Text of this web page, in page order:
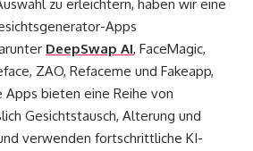
zu erleichtern, haben wir eine
Apps
DeepSwap AI, FaceMagic,
ZAO, Refaceme und Fakeapp,
bieten eine Reihe von
Gesichtstausch, Alterung und
verwenden fortschrittliche KI-